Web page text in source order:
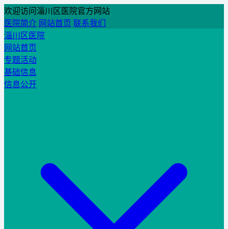
欢迎访问淄川区医院官方网站
医院简介 网站首页 联系我们
淄川区医院
网站首页
专题活动
基础信息
信息公开